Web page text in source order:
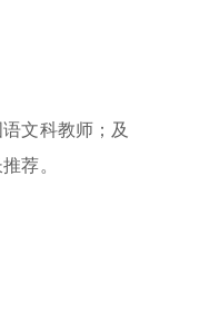
文科教师；及
荐。